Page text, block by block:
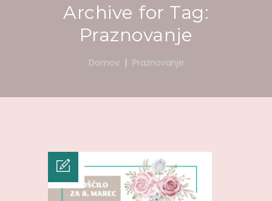
Archive for Tag:
Praznovanje
Domov Praznovanje